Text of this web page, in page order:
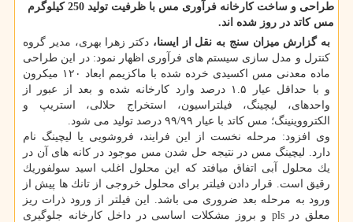
طراحی و ساخت كارخانه فرآوری مس با ظرفیت تولید 250 كیلوگرم
مس كاتد در روز شده اند.
به گزارش میزان سنج به نقل از ایسنا، دكتر زهرا بهری، مدیر گروه
كنترل و مدل سازی سیستم های فرآوری اظهار نمود: در این طراحی
ماده معدنی مس اكسیدی خرده شده با ماكزیمم ابعاد ۱۲۰ میكرون
و با حداقل عیار ۱.۵ درصد وارد كارخانه شده و بعد از عبور از
واحدهای، لیچینگ، فیلتراسیون، استخراج حلالی، استریپ و
الكترووینینگ؛ مس كاتد با عیار ۹۹/۹۹ درصد تولید می شود.
وی افزود: مرحله نخست از این فرایند، فروشویی یا لیچینگ نام
دارد. لیچینگ مس در نتیجه حل شدن مس موجود در كانه­ های آن در
یك محلول آبی اتفاق می­افتد كه این محلول اغلب اسید سولفوریك
رقیق است. قرار دادن فیلتر برای محلول خروجی از تانك ها پیش از
ورود به مرحله بعد ضروری می باشد. این فیلتر از ورود ذرات ریز
معلق در pls و بروز مشكلات اساسی در داخل كارخانه جلوگیری